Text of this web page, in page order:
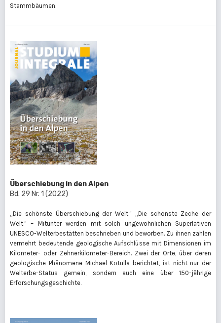
Stammbäumen.
Überschiebung in den Alpen
Bd. 29 Nr. 1 (2022)
„Die schönste Überschiebung der Welt.“ „Die schönste Zeche der
Welt.“ – Mitunter werden mit solch ungewöhnlichen Superlativen
UNESCO-Welterbestätten beschrieben und beworben. Zu ihnen zählen
vermehrt bedeutende geologische Aufschlüsse mit Dimensionen im
Kilometer- oder Zehnerkilometer-Bereich. Zwei der Orte, über deren
geologische Phänomene Michael Kotulla berichtet, ist nicht nur der
Welterbe-Status gemein, sondern auch eine über 150-jährige
Erforschungsgeschichte.